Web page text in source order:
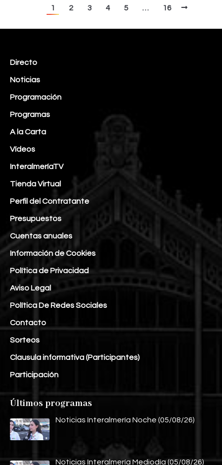
1 2 3 4 5 … 16
Directo
Noticias
Programación
Programas
A la Carta
Vídeos
InteralmeríaTV
Tienda Virtual
Perfil del Contratante
Presupuestos
Cuentas anuales
Información de Cookies
Política de Privacidad
Aviso Legal
Política De Redes Sociales
Contacto
Sorteos
Clausula informativa (Participantes)
Participación
Últimos programas
Noticias Interalmería Noche (05/08/26)
Noticias Interalmería Mediodía (05/08/26)